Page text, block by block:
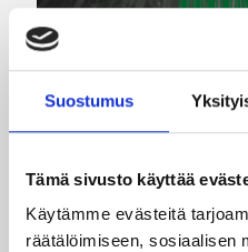
Suostumus
Tämä sivusto käyttää
Käytämme evästeitä
räätälöimiseen, sosiaalisen
Naisten Korisliiga
Destiny Brown
Honka